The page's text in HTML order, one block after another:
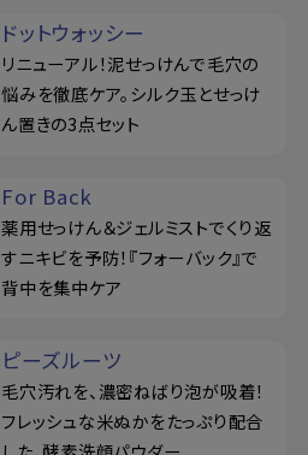
ドットウォッシー
リニューアル！泥せっけんで毛穴の
悩みを徹底ケア。シルク玉とせっけ
ん置きの3点セット
For Back
薬用せっけん＆ジェルミストでくり返
すニキビを予防！『フォーバック』で
背中を集中ケア
ピーズルーツ
毛穴汚れを、濃密ねばり泡が吸着！
フレッシュな米ぬかをたっぷり配合